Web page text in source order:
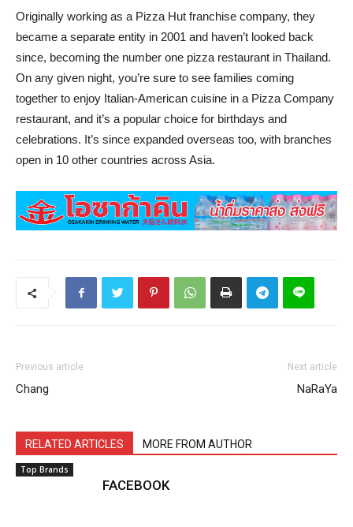
Originally working as a Pizza Hut franchise company, they
became a separate entity in 2001 and haven’t looked back
since, becoming the number one pizza restaurant in Thailand.
On any given night, you’re sure to see families coming
together to enjoy Italian-American cuisine in a Pizza Company
restaurant, and it’s a popular choice for birthdays and
celebrations. It’s since expanded overseas too, with branches
open in 10 other countries across Asia.
Previous article
Chang
Next article
NaRaYa
RELATED ARTICLES MORE FROM AUTHOR
Top Brands
FACEBOOK